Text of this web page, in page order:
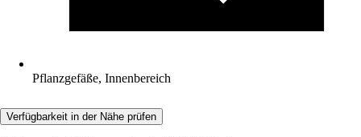
Pflanzgefäße, Innenbereich
Verfügbarkeit in der Nähe prüfen